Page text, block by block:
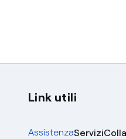
Link utili
AssistenzaServizi